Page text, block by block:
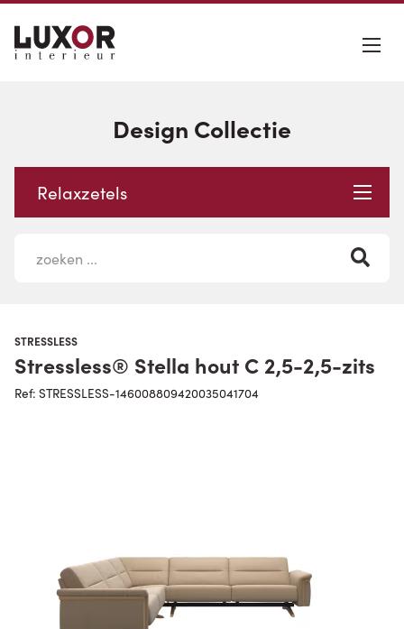
Design Collectie
Relaxzetels
STRESSLESS
Stressless® Stella hout C 2,5-2,5-zits
Ref: STRESSLESS-146008809420035041704